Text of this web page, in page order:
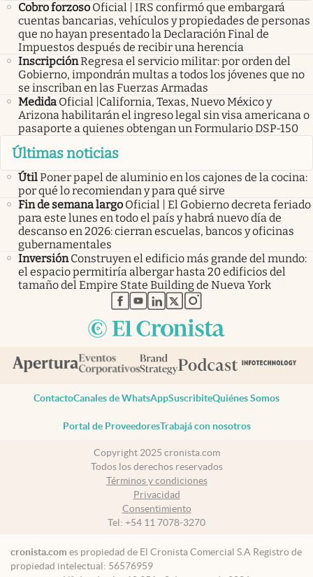
Cobro forzoso Oficial | IRS confirmó que embargará
cuentas bancarias, vehículos y propiedades de personas
que no hayan presentado la Declaración Final de
Impuestos después de recibir una herencia
InscripciónRegresa el servicio militar: por orden del
Gobierno, impondrán multas a todos los jóvenes que no
se inscriban en las Fuerzas Armadas
Medida Oficial |California, Texas, Nuevo México y
Arizona habilitarán el ingreso legal sin visa americana o
pasaporte a quienes obtengan un Formulario DSP-150
Últimas noticias
ÚtilPoner papel de aluminio en los cajones de la cocina:
por qué lo recomiendan y para qué sirve
Fin de semana largo Oficial | El Gobierno decreta feriado
para este lunes en todo el país y habrá nuevo día de
descanso en 2026: cierran escuelas, bancos y oficinas
gubernamentales
Inversión Construyen el edificio más grande del mundo:
el espacio permitiría albergar hasta 20 edificios del
tamaño del Empire State Building de Nueva York
abre en nueva pestaña
abre en nueva pestaña
abre en nueva pestaña
abre en nueva pestaña
abre en nueva pestaña
ContactoCanales de WhatsAppSuscribiteQuiénes Somos
Portal de ProveedoresTrabajá con nosotros
Copyright 2025 cronista.com
Todos los derechos reservados
Términos y condiciones
Privacidad
Consentimiento
Tel: +54 11 7078-3270
cronista.com es propiedad de El Cronista Comercial S.A Registro de
propiedad intelectual: 56576959